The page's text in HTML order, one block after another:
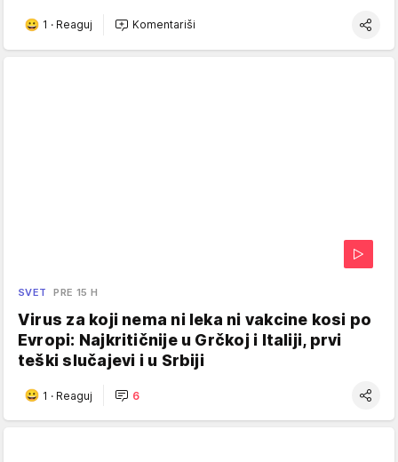
1 · Reaguj Komentariši
SVET PRE 15 H
Virus za koji nema ni leka ni vakcine kosi po
Evropi: Najkritičnije u Grčkoj i Italiji, prvi
teški slučajevi i u Srbiji
1 · Reaguj 6